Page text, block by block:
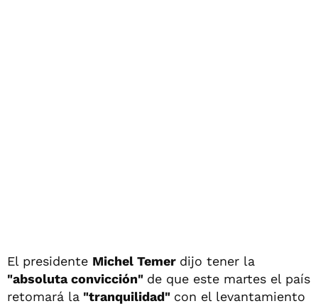
El presidente Michel Temer dijo tener la
"absoluta convicción" de que este martes el país
retomará la "tranquilidad" con el levantamiento